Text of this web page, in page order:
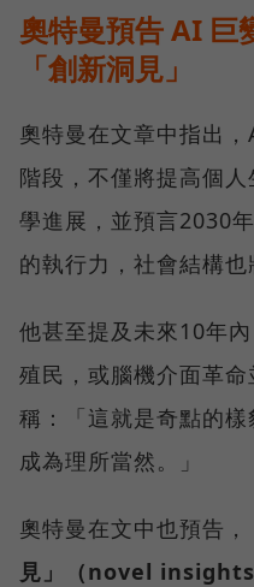
奧特曼預告 AI 巨
「創新洞見」
奧特曼在文章中指出
階段，不僅將提高個
學進展，並預言2030
的執行力，社會結構也
他甚至提及未來10年
殖民，或腦機介面革
稱：「這就是奇點的
成為理所當然。」
奧特曼在文中也預告，
見」（novel insights